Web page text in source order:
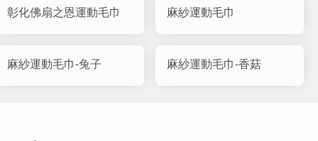
彰化佛扇之恩運動毛巾 麻紗運動毛巾
麻紗運動毛巾-兔子 麻紗運動毛巾-香菇